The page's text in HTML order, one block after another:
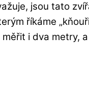
jsou tato
říkáme
i dva metry,